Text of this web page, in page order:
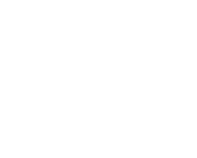
wnętrza zyskują